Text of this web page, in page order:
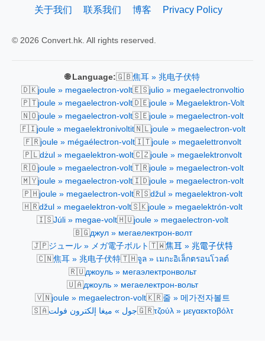
关于我们 联系我们 博客 Privacy Policy
© 2026 Convert.hk. All rights reserved.
🌐 Language:🇬🇧焦耳 » 兆电子伏特
🇩🇰joule » megaelectron-volt🇪🇸julio » megaelectronvoltio
🇵🇹joule » megaelectron-volt🇩🇪joule » Megaelektron-Volt
🇳🇴joule » megaelectron-volt🇸🇪joule » megaelectron-volt
🇫🇮joule » megaelektronivoltit🇳🇱joule » megaelectron-volt
🇫🇷joule » mégaélectron-volt🇮🇹joule » megaelettronvolt
🇵🇱dżul » megaelektron-wolt🇨🇿joule » megaelektronvolt
🇷🇴joule » megaelectron-volt🇹🇷joule » megaelectron-volt
🇲🇾joule » megaelectron-volt🇮🇩joule » megaelectron-volt
🇵🇭joule » megaelectron-volt🇷🇸džul » megaelektron-volt
🇭🇷džul » megaelektron-volt🇸🇰joule » megaelektrón-volt
🇮🇸Júli » megae-volt🇭🇺joule » megaelectron-volt
🇧🇬джул » мегаелектрон-волт
🇯🇵ジュール » メガ電子ボルト 🇹🇼焦耳 » 兆電子伏特
🇨🇳焦耳 » 兆电子伏特🇹🇭จูล » เมกะอิเล็กตรอนโวลต์
🇷🇺джоуль » мегаэлектронвольт
🇺🇦джоуль » мегаелектрон-вольт
🇻🇳joule » megaelectron-volt🇰🇷줄 » 메가전자볼트
🇸🇦جول » ميغا إلكترون فولت🇬🇷τζούλ » μεγαεκτοβόλτ